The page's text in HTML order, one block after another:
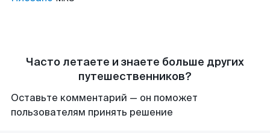
Часто летаете и знаете больше других
путешественников?
Оставьте комментарий — он поможет
пользователям принять решение